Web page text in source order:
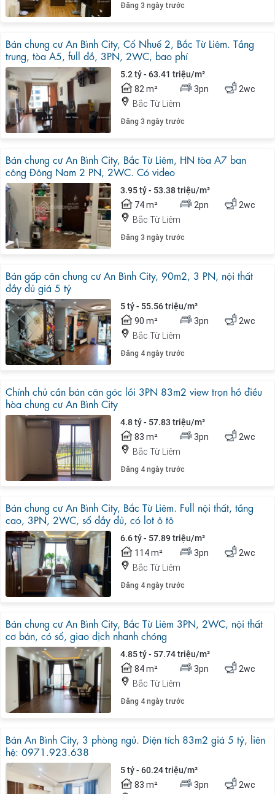
Đăng 3 ngày trước
Bán chung cư An Bình City, Cổ Nhuế 2, Bắc Từ Liêm. Tầng
trung, tòa A5, full đồ, 3PN, 2WC, bao phí
5.2 tỷ - 63.41 triệu/m²
82 m²
3pn
2wc
Bắc Từ Liêm
Đăng 3 ngày trước
Bán chung cư An Bình City, Bắc Từ Liêm, HN tòa A7 ban
công Đông Nam 2 PN, 2WC. Có video
3.95 tỷ - 53.38 triệu/m²
74 m²
2pn
2wc
Bắc Từ Liêm
Đăng 3 ngày trước
Bán gấp căn chung cư An Bình City, 90m2, 3 PN, nội thất
đầy đủ giá 5 tỷ
5 tỷ - 55.56 triệu/m²
90 m²
3pn
2wc
Bắc Từ Liêm
Đăng 4 ngày trước
Chính chủ cần bán căn góc lồi 3PN 83m2 view trọn hồ điều
hòa chung cư An Bình City
4.8 tỷ - 57.83 triệu/m²
83 m²
3pn
2wc
Bắc Từ Liêm
Đăng 4 ngày trước
Bán chung cư An Bình City, Bắc Từ Liêm. Full nội thất, tầng
cao, 3PN, 2WC, sổ đầy đủ, có lot ô tô
6.6 tỷ - 57.89 triệu/m²
114 m²
3pn
2wc
Bắc Từ Liêm
Đăng 4 ngày trước
Bán chung cư An Bình City, Bắc Từ Liêm 3PN, 2WC, nội thất
cơ bản, có sổ, giao dịch nhanh chóng
4.85 tỷ - 57.74 triệu/m²
84 m²
3pn
2wc
Bắc Từ Liêm
Đăng 4 ngày trước
Bán An Bình City, 3 phòng ngủ. Diện tích 83m2 giá 5 tỷ, liên
hệ: 0971.923.638
5 tỷ - 60.24 triệu/m²
83 m²
3pn 2wc